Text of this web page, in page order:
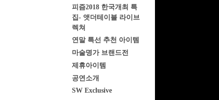
피즘2018 한국개최 특
집- 앳더테이블 라이브
렉쳐
연말 특선 추천 아이템
마술명가 브랜드전
제휴아이템
공연소개
SW Exclusive